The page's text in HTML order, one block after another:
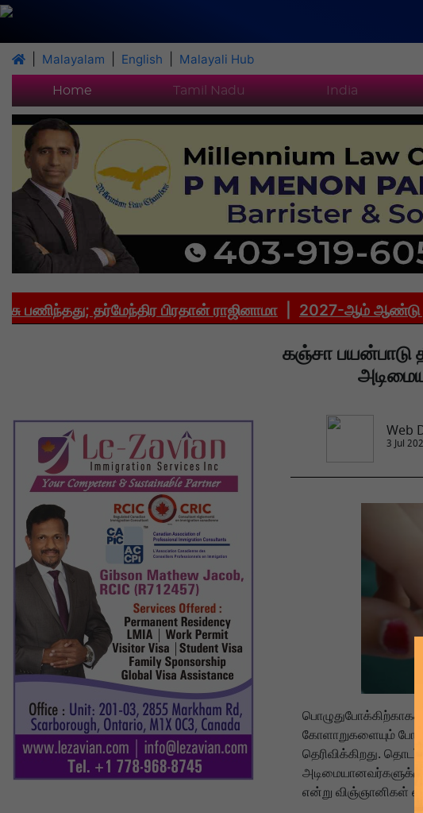
Malayalam English Malayali Hub
Home Tamil Nadu India
தர்மேந்திர பிரதான் ராஜினாமா|2027-ஆம் ஆண்டு பூமியின்
கஞ்சா பயன்பாடு
Web
3 Jul
கோளாறுகளையும்
தெரிவிக்கிறது.
என்று விஞ்ஞானிகள்